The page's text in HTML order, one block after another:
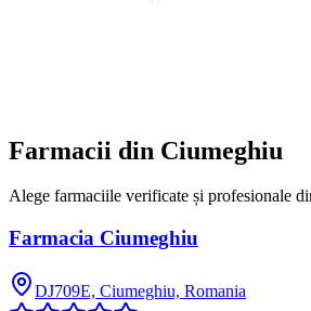
Farmacii din Ciumeghiu
Alege farmaciile verificate și profesionale
Farmacia Ciumeghiu
DJ709E, Ciumeghiu, Romania